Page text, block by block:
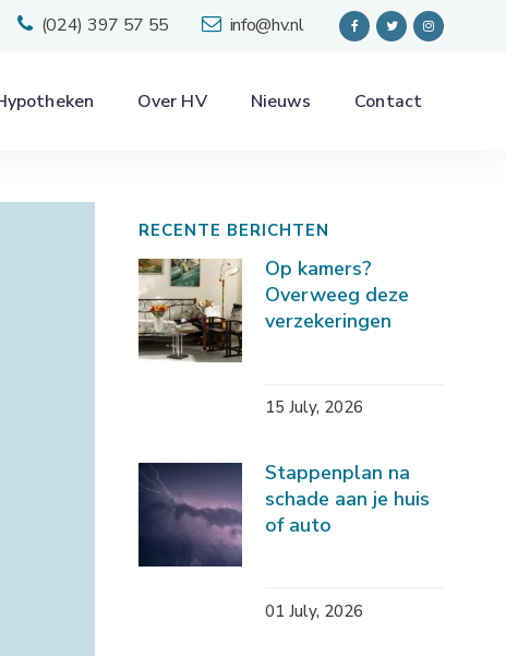
(024) 397 57 55 info@hv.nl
Over HV Nieuws Contact
RECENTE BERICHTEN
Op kamers?
Overweeg deze
verzekeringen
15 July, 2026
Stappenplan na
schade aan je huis
of auto
01 July, 2026